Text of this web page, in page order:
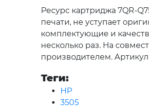
Ресурс картриджа 7QR-
печати, не уступает
комплектующие и
несколько раз. На
производителем.
Теги:
HP
3505